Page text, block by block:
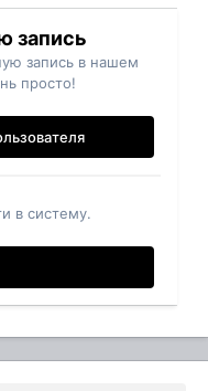
запись
запись в нашем
просто!
в систему.